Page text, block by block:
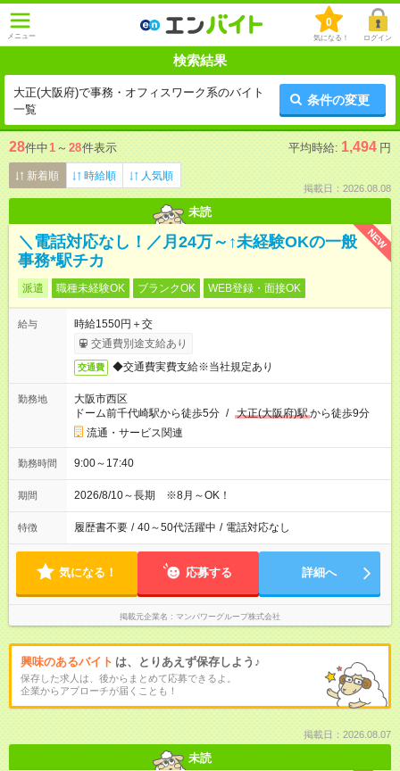
メニュー
0
気になる！ ログイン
検索結果
大正(大阪府)で事務・オフィスワーク系のバイト
一覧
条件の変更
28件中1 ～ 28件表示 平均時給: 1,494 円
新着順 時給順 人気順
掲載日：2026.08.08
未読
NEW
＼電話対応なし！／月24万～↑未経験OKの一般
事務*駅チカ
派遣 職種未経験OK ブランクOK WEB登録・面接OK
給与
時給1550円＋交
交通費別途支給あり
交通費 ◆交通費実費支給※当社規定あり
勤務地
大阪市西区
ドーム前千代崎駅から徒歩5分 / 大正(大阪府)駅から徒歩9分
流通・サービス関連
勤務時間 9:00～17:40
期間 2026/8/10～長期 ※8月～OK！
特徴 履歴書不要 / 40～50代活躍中 / 電話対応なし
気になる！ 応募する 詳細へ
掲載元企業名 マンパワーグループ株式会社
興味のあるバイト は、とりあえず保存しよう♪
保存した求人は、後からまとめて応募できるよ。
企業からアプローチが届くことも！
掲載日：2026.08.07
未読